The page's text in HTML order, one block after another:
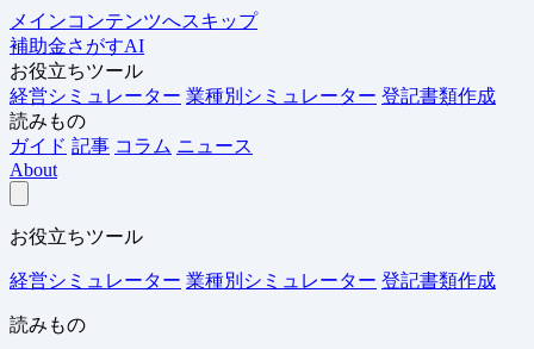
メインコンテンツへスキップ
補助金さがすAI
お役立ちツール
経営シミュレーター 業種別シミュレーター 登記書類作成
読みもの
ガイド 記事 コラム ニュース
About
お役立ちツール
経営シミュレーター 業種別シミュレーター 登記書類作成
読みもの